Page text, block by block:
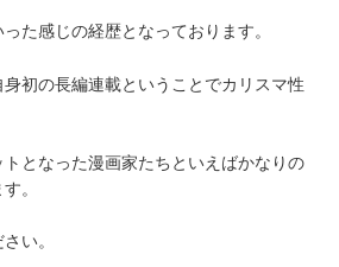
た感じの経歴となっております。
身初の長編連載ということでカリスマ性
となった漫画家たちといえばかなりの
。
い。